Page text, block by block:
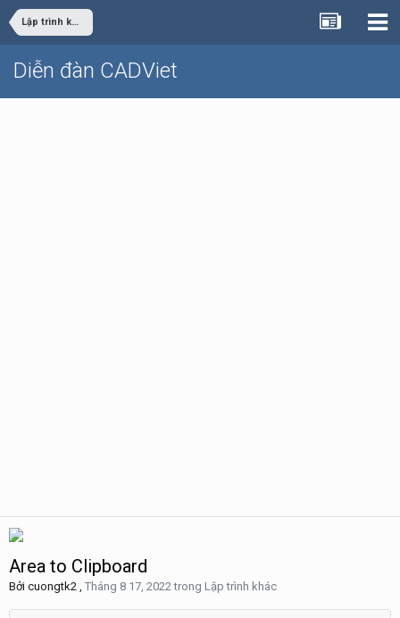
Lập trình khác
Diễn đàn CADViet
Area to Clipboard
Bởi cuongtk2 , Tháng 8 17, 2022trong Lập trình khác